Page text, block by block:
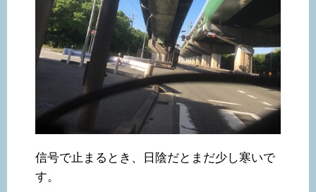
信号で止まるとき、日陰だとまだ少し寒いで
す。